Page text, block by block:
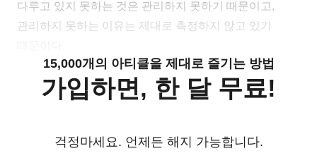
다루고 있지 못하는 것은 관리하지 못하기 때문이고,
관리하지 못하는 이유는 제대로 측정하지 않고 있기
15,000개의 아티클을 제대로 즐기는 방법
가입하면, 한 달 무료!
걱정마세요. 언제든 해지 가능합니다.